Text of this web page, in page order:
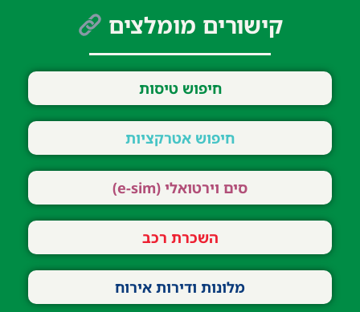
קישורים מומלצים
חיפוש טיסות
חיפוש אטרקציות
סים וירטואלי (e-sim)
השכרת רכב
מלונות ודירות אירוח